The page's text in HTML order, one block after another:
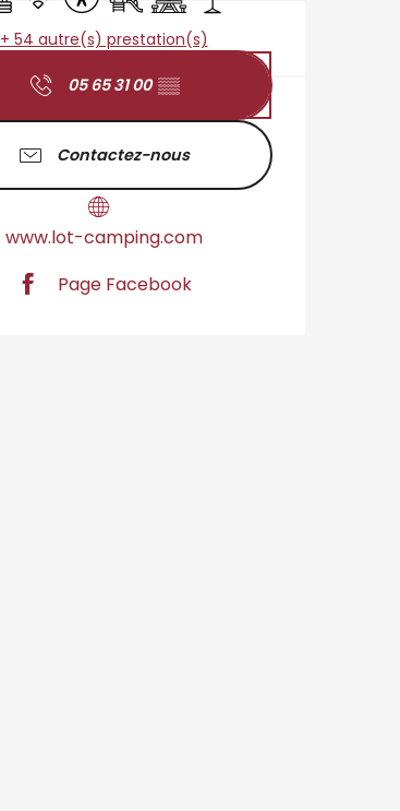
+ 54 autre(s) prestation(s)
05 65 31 00 ▒▒
Contactez-nous
www.lot-camping.com
Page Facebook